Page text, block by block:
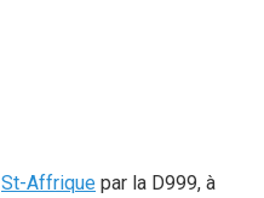
St-Affrique par la D999, à